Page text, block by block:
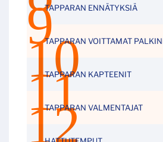
TAPPARAN ENNÄTYKSIÄ
TAPPARAN VOITTAMAT
TAPPARAN KAPTEENIT
TAPPARAN VALMENTAJAT